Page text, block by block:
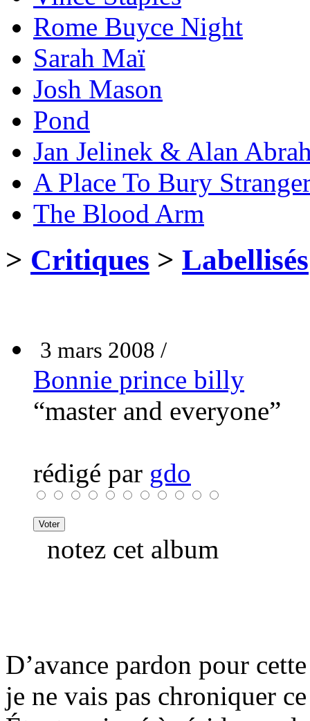
Rome Buyce Night
Sarah Maï
Josh Mason
Pond
Jan Jelinek & Alan
A Place To Bury
The Blood Arm
> Critiques > Labellisés
3 mars 2008 /
Bonnie prince billy
“master and everyone”
rédigé par gdo
notez cet album
D’avance pardon pour
je ne vais pas chroniquer